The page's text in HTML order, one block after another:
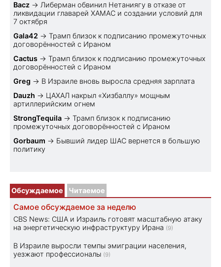
Bacz → Либерман обвинил Нетаниягу в отказе от
ликвидации главарей ХАМАС и создании условий для
7 октября
Gala42 → Трамп близок к подписанию промежуточных
договорённостей с Ираном
Cactus → Трамп близок к подписанию промежуточных
договорённостей с Ираном
Greg → В Израиле вновь выросла средняя зарплата
Dauzh → ЦАХАЛ накрыл «Хизбаллу» мощным
артиллерийским огнем
StrongTequila → Трамп близок к подписанию
промежуточных договорённостей с Ираном
Gorbaum → Бывший лидер ШАС вернется в большую
политику
Обсуждаемое Читаемое
Самое обсуждаемое за неделю
CBS News: США и Израиль готовят масштабную атаку
на энергетическую инфраструктуру Ирана (9)
В Израиле выросли темпы эмиграции населения,
уезжают профессионалы (9)